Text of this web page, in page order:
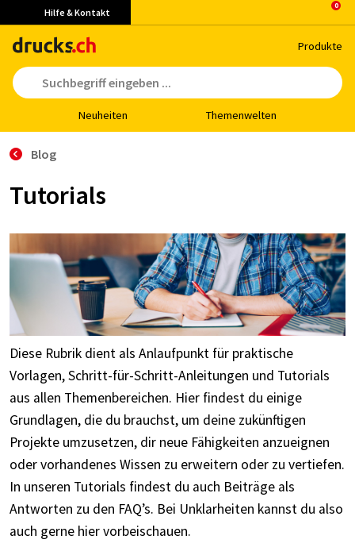
Hilfe & Kontakt
Pro­duk­te
Neu­hei­ten The­men­wel­ten
Blog
Tutorials
Diese Rubrik dient als Anlaufpunkt für praktische
Vorlagen, Schritt-für-Schritt-Anleitungen und Tutorials
aus allen Themenbereichen. Hier findest du einige
Grundlagen, die du brauchst, um deine zukünftigen
Projekte umzusetzen, dir neue Fähigkeiten anzueignen
oder vorhandenes Wissen zu erweitern oder zu vertiefen.
In unseren Tutorials findest du auch Beiträge als
Antworten zu den FAQ’s. Bei Unklarheiten kannst du also
auch gerne hier vorbeischauen.